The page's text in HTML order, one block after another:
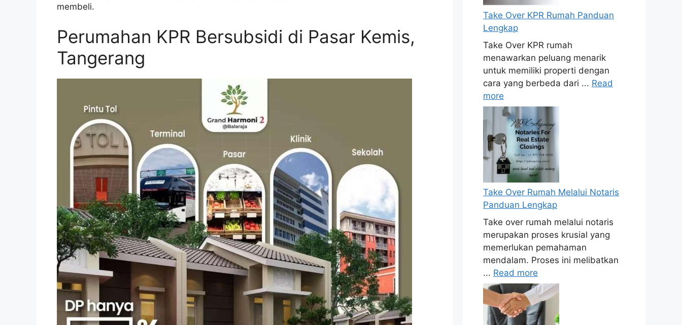
membeli.
Perumahan KPR Bersubsidi di Pasar Kemis,
Tangerang
Take Over KPR Rumah Panduan
Lengkap
Take Over KPR rumah
menawarkan peluang menarik
untuk memiliki properti dengan
cara yang berbeda dari ... Read
more
Take Over Rumah Melalui Notaris
Panduan Lengkap
Take over rumah melalui notaris
merupakan proses krusial yang
memerlukan pemahaman
mendalam. Proses ini melibatkan
... Read more